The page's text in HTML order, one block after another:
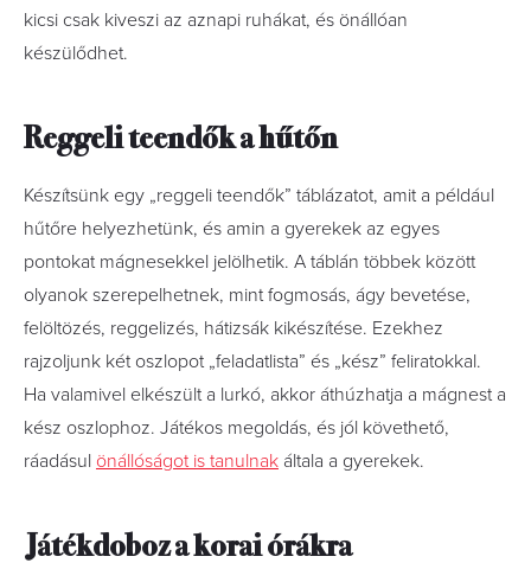
kicsi csak kiveszi az aznapi ruhákat, és önállóan
készülődhet.
Reggeli teendők a hűtőn
Készítsünk egy „reggeli teendők” táblázatot, amit a például
hűtőre helyezhetünk, és amin a gyerekek az egyes
pontokat mágnesekkel jelölhetik. A táblán többek között
olyanok szerepelhetnek, mint fogmosás, ágy bevetése,
felöltözés, reggelizés, hátizsák kikészítése. Ezekhez
rajzoljunk két oszlopot „feladatlista” és „kész” feliratokkal.
Ha valamivel elkészült a lurkó, akkor áthúzhatja a mágnest a
kész oszlophoz. Játékos megoldás, és jól követhető,
ráadásul önállóságot is tanulnak általa a gyerekek.
Játékdoboz a korai órákra